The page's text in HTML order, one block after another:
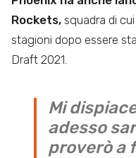
Rockets, squadra di
stagioni dopo essere
Draft 2021.
Mi
adesso
proverò a